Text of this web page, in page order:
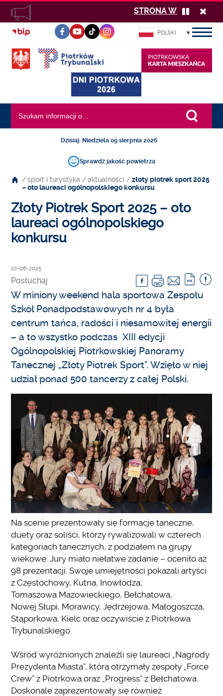
STRONA W BUDOWIE !
Zatrzymaj
INFORMACJI
PUBLICZNEJ
POLSKI
Dzisiaj: Niedziela 09 sierpnia 2026
Sprawdź jakość powietrza
/ sport i turystyka / aktualności / złoty piotrek sport 2025
– oto laureaci ogólnopolskiego konkursu
Złoty Piotrek Sport 2025 – oto
laureaci ogólnopolskiego
konkursu
10-06-2025
Posłuchaj
W miniony weekend hala sportowa Zespołu
Szkół Ponadpodstawowych nr 4 była
centrum tańca, radości i niesamowitej energii
– a to wszystko podczas XIII edycji
Ogólnopolskiej Piotrkowskiej Panoramy
Tanecznej „Złoty Piotrek Sport”. Wzięło w niej
udział ponad 500 tancerzy z całej Polski.
Na scenie prezentowały się formacje taneczne,
duety oraz soliści, którzy rywalizowali w czterech
kategoriach tanecznych, z podziałem na grupy
wiekowe. Jury miało niełatwe zadanie – oceniło aż
98 prezentacji. Swoje umiejętności pokazali artyści
z Częstochowy, Kutna, Inowłodza,
Tomaszowa Mazowieckiego, Bełchatowa,
Nowej Słupi, Morawicy, Jędrzejowa, Małogoszcza,
Stąporkowa, Kielc oraz oczywiście z Piotrkowa
Trybunalskiego.
Wśród wyróżnionych znaleźli się laureaci „Nagrody
Prezydenta Miasta”, którą otrzymały zespoły „Force
Crew” z Piotrkowa oraz „Progress” z Bełchatowa.
Doskonale zaprezentowały się również